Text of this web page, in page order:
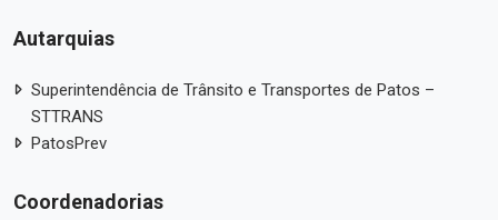
Autarquias
Superintendência de Trânsito e Transportes de Patos –
STTRANS
PatosPrev
Coordenadorias